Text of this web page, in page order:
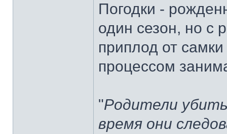
Погодки -
один сезон, но с
приплод от
процессом
"Родители
время они